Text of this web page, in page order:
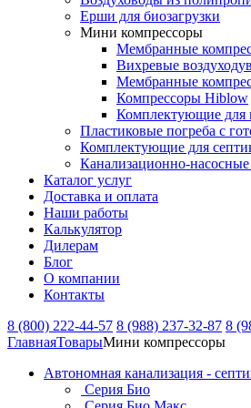
Ерши для биозагрузки
Мини компрессоры
Мембранные
Вихревые
Мембранные
Компрессоры Hiblow
Комплектующие для
Пластиковые погреба с
Комплектующие для
Канализационно-
Каталог услуг
Доставка и оплата
Наши работы
Калькулятор
Дилерам
Блог
О компании
Контакты
8 (800) 222-44-57 8 (988) 237-32-87 8
ГлавнаяТоварыМини компрессоры
Автономная канализация -
Серия Био